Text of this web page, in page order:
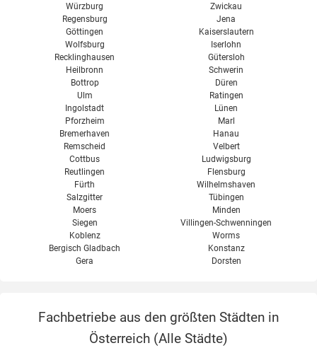
Würzburg
Regensburg
Göttingen
Wolfsburg
Recklinghausen
Heilbronn
Bottrop
Ulm
Ingolstadt
Pforzheim
Bremerhaven
Remscheid
Cottbus
Reutlingen
Fürth
Salzgitter
Moers
Siegen
Koblenz
Bergisch Gladbach
Gera
Zwickau
Jena
Kaiserslautern
Iserlohn
Gütersloh
Schwerin
Düren
Ratingen
Lünen
Marl
Hanau
Velbert
Ludwigsburg
Flensburg
Wilhelmshaven
Tübingen
Minden
Villingen-Schwenningen
Worms
Konstanz
Dorsten
Fachbetriebe aus den größten Städten in
Österreich (Alle Städte)